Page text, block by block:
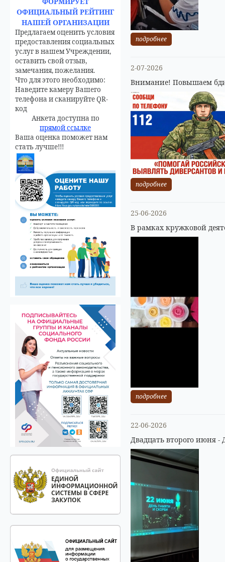
ОФИЦИАЛЬНЫЙ РЕЙТИНГ
НАШЕЙ ОРГАНИЗАЦИИ
Предлагаем оценить условия
предоставления социальных
услуг в нашем Учреждении,
оставить свой отзыв,
замечания, пожелания.
Что для этого необходимо:
Наведите камеру Вашего
телефона и сканируйте QR-
код
Анкета доступна по
прямой ссылке
Ваша оценка поможет нам
стать лучше!!!
подробнее
2-07-2026
Внимание! Повышаем
подробнее
25-06-2026
В рамках кружковой
подробнее
22-06-2026
Двадцать второго июня -